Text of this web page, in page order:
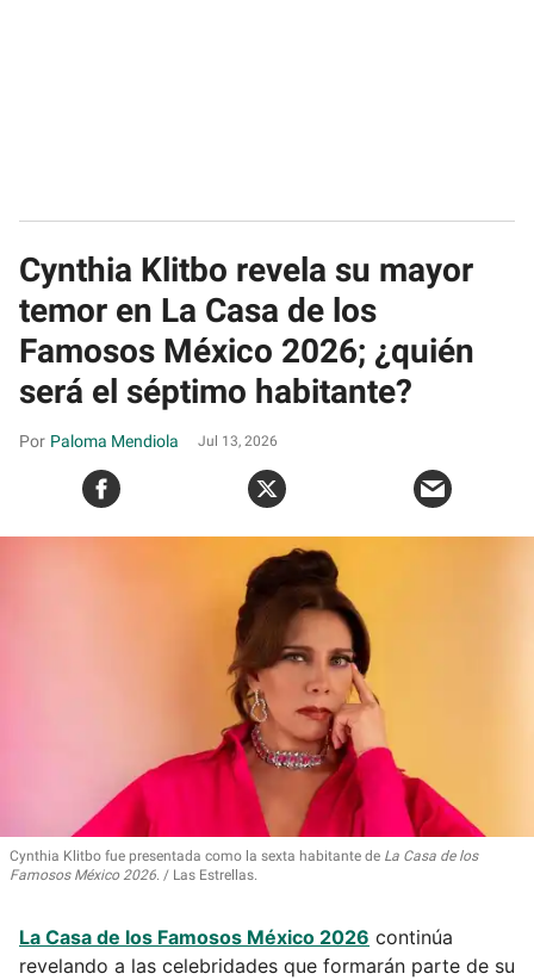
Cynthia Klitbo revela su mayor
temor en La Casa de los
Famosos México 2026; ¿quién
será el séptimo habitante?
Paloma Mendiola Jul 13, 2026
Cynthia Klitbo fue presentada como la sexta habitante de La Casa de los
Famosos México 2026
Las Estrellas.
La Casa de los Famosos México 2026 continúa
revelando a las celebridades que formarán parte de su